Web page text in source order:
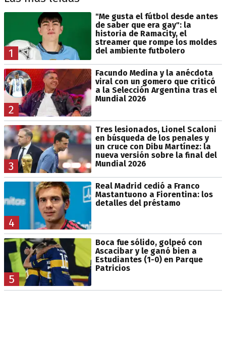
1
"Me gusta el fútbol desde antes
de saber que era gay": la
historia de Ramacity, el
streamer que rompe los moldes
del ambiente futbolero
2
Facundo Medina y la anécdota
viral con un gomero que criticó
a la Selección Argentina tras el
Mundial 2026
3
Tres lesionados, Lionel Scaloni
en búsqueda de los penales y
un cruce con Dibu Martínez: la
nueva versión sobre la final del
Mundial 2026
4
Real Madrid cedió a Franco
Mastantuono a Fiorentina: los
detalles del préstamo
5
Boca fue sólido, golpeó con
Ascacibar y le ganó bien a
Estudiantes (1-0) en Parque
Patricios